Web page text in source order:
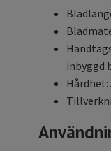
inbyggd
Hårdhet: